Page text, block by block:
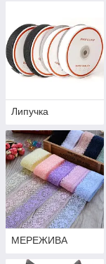
Липучка
МЕРЕЖИВА